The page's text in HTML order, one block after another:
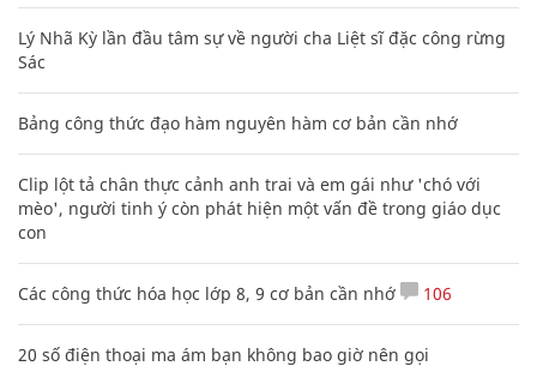
Lý Nhã Kỳ lần đầu tâm sự về người cha Liệt sĩ đặc công rừng
Sác
Bảng công thức đạo hàm nguyên hàm cơ bản cần nhớ
Clip lột tả chân thực cảnh anh trai và em gái như 'chó với
mèo', người tinh ý còn phát hiện một vấn đề trong giáo dục
con
Các công thức hóa học lớp 8, 9 cơ bản cần nhớ 106
20 số điện thoại ma ám bạn không bao giờ nên gọi